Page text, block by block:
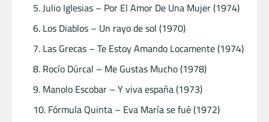
Julio Iglesias – Por El Amor De Una Mujer (1974)
Los Diablos – Un rayo de sol (1970)
Las Grecas – Te Estoy Amando Locamente (1974)
Rocío Dúrcal – Me Gustas Mucho (1978)
Manolo Escobar – Y viva españa (1973)
Fórmula Quinta – Eva María se fué (1972)